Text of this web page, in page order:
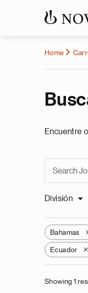
Home
Encuentre
División
Bahamas
Ecuador X
Showing 1